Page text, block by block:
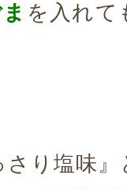
を入れて
さり塩味